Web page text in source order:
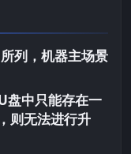
列，机器主场景
盘中只能存在一
则无法进行升